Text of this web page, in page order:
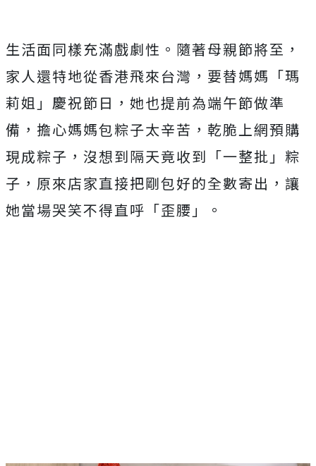
生活面同樣充滿戲劇性。隨著母親節將至，
家人還特地從香港飛來台灣，要替媽媽「瑪
莉姐」慶祝節日， 她也提前為端午節做準
備，擔心媽媽包粽子太辛苦， 乾脆上網預購
現成粽子，沒想到隔天竟收到「一整批」粽
子， 原來店家直接把剛包好的全數寄出，讓
她當場哭笑不得直呼「歪腰」
。